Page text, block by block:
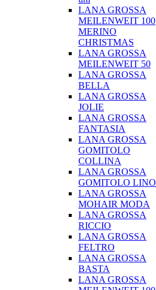
LANA GROSSA
MEILENWEIT 100
MERINO
CHRISTMAS
LANA GROSSA
MEILENWEIT 50
LANA GROSSA
BELLA
LANA GROSSA
JOLIE
LANA GROSSA
FANTASIA
LANA GROSSA
GOMITOLO
COLLINA
LANA GROSSA
GOMITOLO LINO
LANA GROSSA
MOHAIR MODA
LANA GROSSA
RICCIO
LANA GROSSA
FELTRO
LANA GROSSA
BASTA
LANA GROSSA